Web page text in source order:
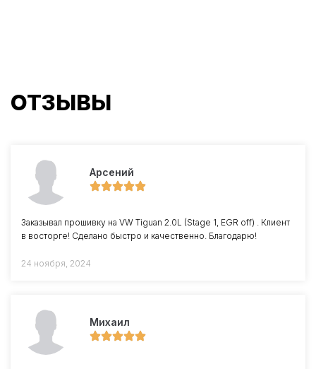
ОТЗЫВЫ
Арсений
Заказывал прошивку на VW Tiguan 2.0L (Stage 1, EGR off) . Клиент
в восторге! Сделано быстро и качественно. Благодарю!
24 ноября, 2024
Михаил